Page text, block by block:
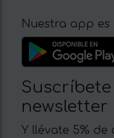
Nuestra app es
newsletter
Y llévate 5%